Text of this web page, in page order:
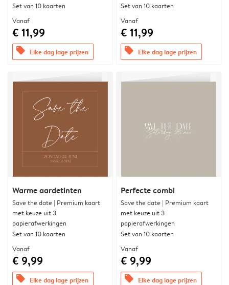
Set van 10 kaarten
Vanaf
€ 11,99
offers Elke dag lage prijzen
Set van 10 kaarten
Vanaf
€ 11,99
offers Elke dag lage prijzen
Warme aardetinten
Save the date | Premium kaart
met keuze uit 3
papierafwerkingen
Set van 10 kaarten
Vanaf
€ 9,99
offers Elke dag lage prijzen
Perfecte combi
Save the date | Premium kaart
met keuze uit 3
papierafwerkingen
Set van 10 kaarten
Vanaf
€ 9,99
offers Elke dag lage prijzen